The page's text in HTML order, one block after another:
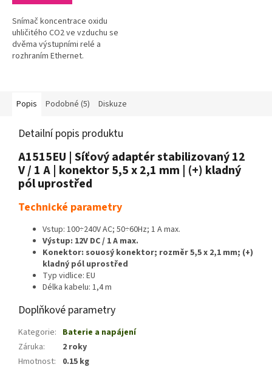
Snímač koncentrace oxidu
uhličitého CO2 ve vzduchu se
dvěma výstupními relé a
rozhraním Ethernet.
Popis Podobné (5) Diskuze
Detailní popis produktu
A1515EU | Síťový adaptér stabilizovaný 12
V / 1 A | konektor 5,5 x 2,1 mm | (+) kladný
pól uprostřed
Technické parametry
Vstup: 100÷240V AC; 50÷60Hz; 1 A max.
Výstup: 12V DC / 1 A max.
Konektor: souosý konektor; rozměr 5,5 x 2,1 mm; (+)
kladný pól uprostřed
Typ vidlice: EU
Délka kabelu: 1,4 m
Doplňkové parametry
Kategorie: Baterie a napájení
Záruka:
2 roky
Hmotnost: 0.15 kg